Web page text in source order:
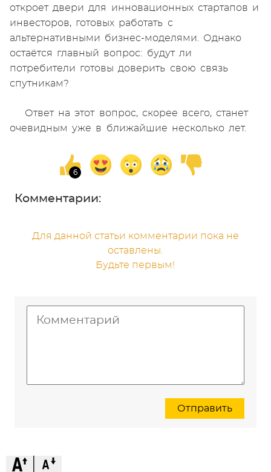
откроет двери для инновационных стартапов и
инвесторов, готовых работать с
альтернативными бизнес-моделями. Однако
остаётся главный вопрос: будут ли
потребители готовы доверить свою связь
спутникам?
Ответ на этот вопрос, скорее всего, станет
очевидным уже в ближайшие несколько лет.
Комментарии:
Для данной статьи комментарии пока не
оставлены.
Будьте первым!
Отправить